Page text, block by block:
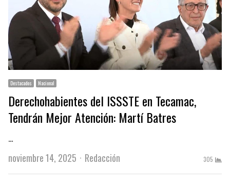
Destacados Nacional
Derechohabientes del ISSSTE en Tecamac,
Tendrán Mejor Atención: Martí Batres
…
noviembre 14, 2025
Author
Redacción 305